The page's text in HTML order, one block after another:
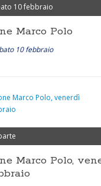
10 febbraio
Marco Polo
10 febbraio
Marco Polo,